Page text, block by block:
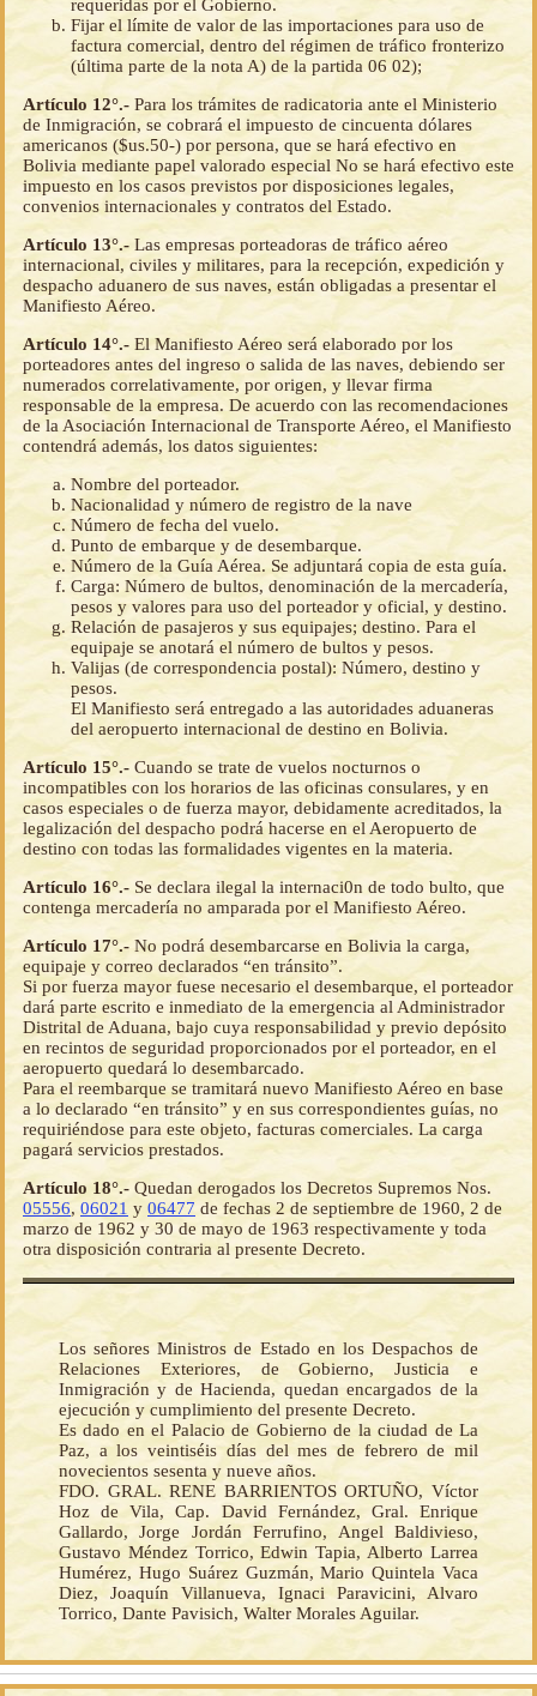
requeridas por el Gobierno.
Fijar el límite de valor de las importaciones para uso de
factura comercial, dentro del régimen de tráfico fronterizo
(última parte de la nota A) de la partida 06 02);
Artículo 12°.- Para los trámites de radicatoria ante el Ministerio
de Inmigración, se cobrará el impuesto de cincuenta dólares
americanos ($us.50-) por persona, que se hará efectivo en
Bolivia mediante papel valorado especial No se hará efectivo este
impuesto en los casos previstos por disposiciones legales,
convenios internacionales y contratos del Estado.
Artículo 13°.- Las empresas porteadoras de tráfico aéreo
internacional, civiles y militares, para la recepción, expedición y
despacho aduanero de sus naves, están obligadas a presentar el
Manifiesto Aéreo.
Artículo 14°.- El Manifiesto Aéreo será elaborado por los
porteadores antes del ingreso o salida de las naves, debiendo ser
numerados correlativamente, por origen, y llevar firma
responsable de la empresa. De acuerdo con las recomendaciones
de la Asociación Internacional de Transporte Aéreo, el Manifiesto
contendrá además, los datos siguientes:
Nombre del porteador.
Nacionalidad y número de registro de la nave
Número de fecha del vuelo.
Punto de embarque y de desembarque.
Número de la Guía Aérea. Se adjuntará copia de esta guía.
Carga: Número de bultos, denominación de la mercadería,
pesos y valores para uso del porteador y oficial, y destino.
Relación de pasajeros y sus equipajes; destino. Para el
equipaje se anotará el número de bultos y pesos.
Valijas (de correspondencia postal): Número, destino y
pesos.
El Manifiesto será entregado a las autoridades aduaneras
del aeropuerto internacional de destino en Bolivia.
Artículo 15°.- Cuando se trate de vuelos nocturnos o
incompatibles con los horarios de las oficinas consulares, y en
casos especiales o de fuerza mayor, debidamente acreditados, la
legalización del despacho podrá hacerse en el Aeropuerto de
destino con todas las formalidades vigentes en la materia.
Artículo 16°.- Se declara ilegal la internaci0n de todo bulto, que
contenga mercadería no amparada por el Manifiesto Aéreo.
Artículo 17°.- No podrá desembarcarse en Bolivia la carga,
equipaje y correo declarados “en tránsito”.
Si por fuerza mayor fuese necesario el desembarque, el porteador
dará parte escrito e inmediato de la emergencia al Administrador
Distrital de Aduana, bajo cuya responsabilidad y previo depósito
en recintos de seguridad proporcionados por el porteador, en el
aeropuerto quedará lo desembarcado.
Para el reembarque se tramitará nuevo Manifiesto Aéreo en base
a lo declarado “en tránsito” y en sus correspondientes guías, no
requiriéndose para este objeto, facturas comerciales. La carga
pagará servicios prestados.
Artículo 18°.- Quedan derogados los Decretos Supremos Nos.
05556, 06021 y 06477 de fechas 2 de septiembre de 1960, 2 de
marzo de 1962 y 30 de mayo de 1963 respectivamente y toda
otra disposición contraria al presente Decreto.
Los señores Ministros de Estado en los Despachos de
Relaciones Exteriores, de Gobierno, Justicia e
Inmigración y de Hacienda, quedan encargados de la
ejecución y cumplimiento del presente Decreto.
Es dado en el Palacio de Gobierno de la ciudad de La
Paz, a los veintiséis días del mes de febrero de mil
novecientos sesenta y nueve años.
FDO. GRAL. RENE BARRIENTOS ORTUÑO, Víctor
Hoz de Vila, Cap. David Fernández, Gral. Enrique
Gallardo, Jorge Jordán Ferrufino, Angel Baldivieso,
Gustavo Méndez Torrico, Edwin Tapia, Alberto Larrea
Humérez, Hugo Suárez Guzmán, Mario Quintela Vaca
Diez, Joaquín Villanueva, Ignaci Paravicini, Alvaro
Torrico, Dante Pavisich, Walter Morales Aguilar.